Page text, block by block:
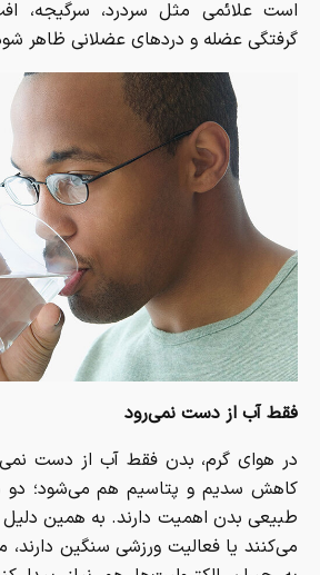
است علائمی مثل سردرد، سرگیجه،
گرفتگی عضله و دردهای عضلانی ظاهر
فقط آب از دست نمی‌رود
در هوای گرم، بدن فقط آب از دست
کاهش سدیم و پتاسیم هم می‌شود؛ دو
طبیعی بدن اهمیت دارند. به همین دلیل
می‌کنند یا فعالیت ورزشی سنگین